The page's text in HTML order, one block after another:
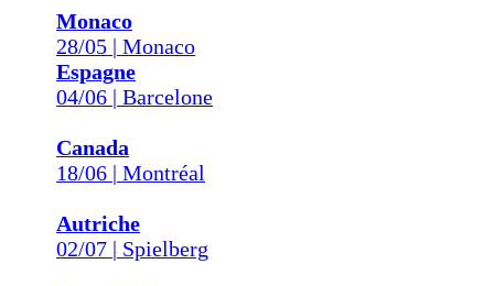
Monaco
28/05 | Monaco
Espagne
04/06 | Barcelone
Canada
18/06 | Montréal
Autriche
02/07 | Spielberg